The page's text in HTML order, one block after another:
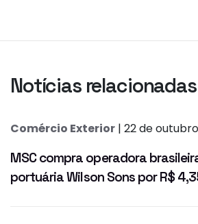
Notícias relacionadas
Comércio Exterior | 22 de
MSC compra operadora
portuária Wilson Sons por R$